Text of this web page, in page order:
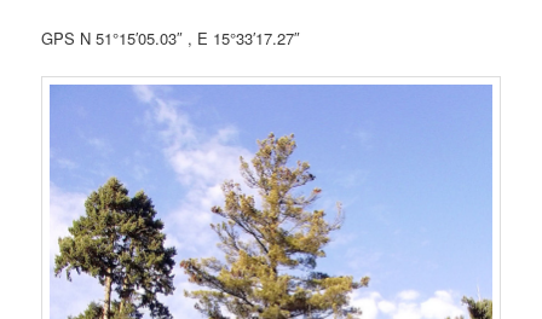
GPS N 51°15′05.03″ , E 15°33′17.27″